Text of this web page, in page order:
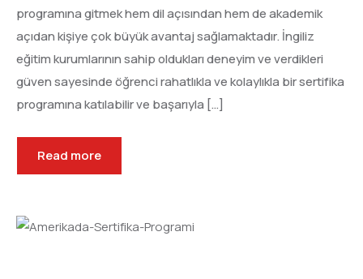
programına gitmek hem dil açısından hem de akademik
açıdan kişiye çok büyük avantaj sağlamaktadır. İngiliz
eğitim kurumlarının sahip oldukları deneyim ve verdikleri
güven sayesinde öğrenci rahatlıkla ve kolaylıkla bir sertifika
programına katılabilir ve başarıyla […]
Read more